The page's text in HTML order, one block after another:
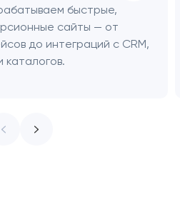
быстрые,
сайты — от
до интеграций с CRM,